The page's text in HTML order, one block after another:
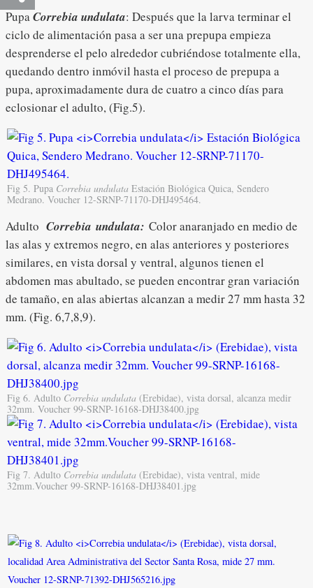
PupaCorrebia undulata: Después que la larva terminar el
ciclo de alimentación pasa a ser una prepupa empieza
desprenderse el pelo alrededor cubriéndose totalmente ella,
quedando dentro inmóvil hasta el proceso de prepupa a
pupa, aproximadamente dura de cuatro a cinco días para
eclosionar el adulto, (Fig.5).
Fig 5. Pupa Correbia undulata Estación Biológica Quica, Sendero
Medrano. Voucher 12-SRNP-71170-DHJ495464.
Adulto Correbia undulata: Color anaranjado en medio de
las alas y extremos negro, en alas anteriores y posteriores
similares, en vista dorsal y ventral, algunos tienen el
abdomen mas abultado, se pueden encontrar gran variación
de tamaño, en alas abiertas alcanzan a medir 27 mm hasta 32
mm. (Fig. 6,7,8,9).
Fig 6. Adulto Correbia undulata (Erebidae), vista dorsal, alcanza medir
32mm. Voucher 99-SRNP-16168-DHJ38400.jpg
Fig 7. Adulto Correbia undulata (Erebidae), vista ventral, mide
32mm.Voucher 99-SRNP-16168-DHJ38401.jpg